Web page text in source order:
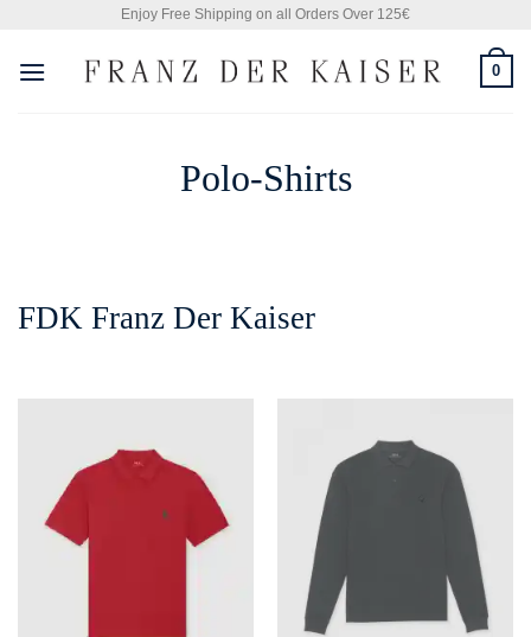
content
Enjoy Free Shipping on all Orders Over 125€
0
Polo-Shirts
FDK Franz Der Kaiser